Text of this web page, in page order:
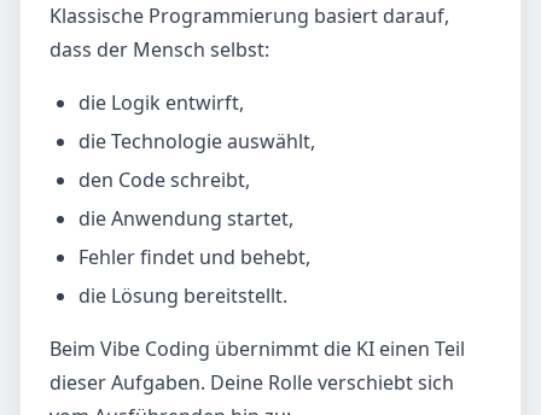
Klassische Programmierung basiert darauf,
dass der Mensch selbst:
die Logik entwirft,
die Technologie auswählt,
den Code schreibt,
die Anwendung startet,
Fehler findet und behebt,
die Lösung bereitstellt.
Beim Vibe Coding übernimmt die KI einen Teil
dieser Aufgaben. Deine Rolle verschiebt sich